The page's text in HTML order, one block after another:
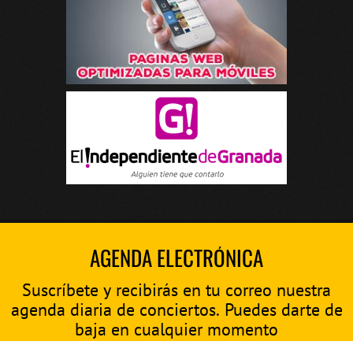
AGENDA ELECTRÓNICA
Suscríbete y recibirás en tu correo nuestra
agenda diaria de conciertos. Puedes darte de
baja en cualquier momento